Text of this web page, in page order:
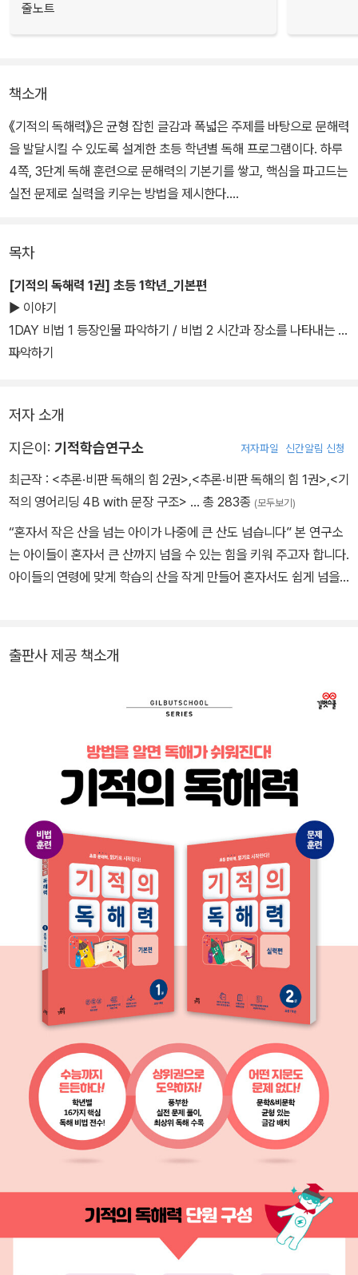
줄노트
책소개
《기적의 독해력》은 균형 잡힌 글감과 폭넓은 주제를 바탕으로 문해력
을 발달시킬 수 있도록 설계한 초등 학년별 독해 프로그램이다. 하루
4쪽, 3단계 독해 훈련으로 문해력의 기본기를 쌓고, 핵심을 파고드는
실전 문제로 실력을 키우는 방법을 제시한다.
목차
[기적의 독해력 1권] 초등 1학년_기본편
▶ 이야기
1DAY 비법 1 등장인물 파악하기 / 비법 2 시간과 장소를 나타내는 말
파악하기
저자 소개
지은이: 기적학습연구소 저자파일 신간알림 신청
최근작 : <추론·비판 독해의 힘 2권>,<추론·비판 독해의 힘 1권>,<기
적의 영어리딩 4B with 문장 구조> … 총 283종 (모두보기)
“혼자서 작은 산을 넘는 아이가 나중에 큰 산도 넘습니다” 본 연구소
는 아이들이 혼자서 큰 산까지 넘을 수 있는 힘을 키워 주고자 합니다.
아이들의 연령에 맞게 학습의 산을 작게 만들어 혼자서도 쉽게 넘을
독해의 힘> 외 다수 -영어 분과 대표 저작물 : <기적의 파닉스> <기
적의 영어리딩> 외 다수 -수학 분과 대표 저작물 : <기적의 계산법>
출판사 제공 책소개